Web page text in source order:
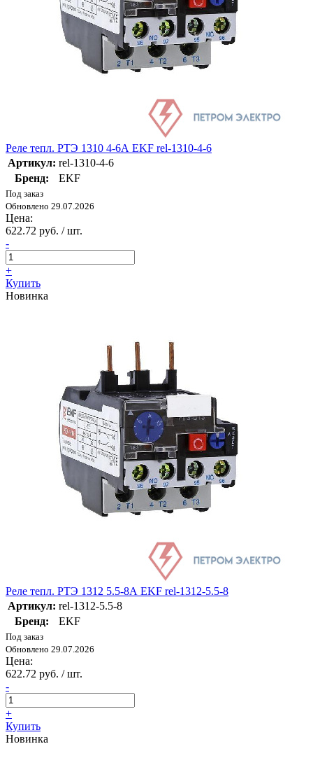
Реле тепл. РТЭ 1310 4-6А EKF rel-1310-4-6
Артикул: rel-1310-4-6
Бренд:
EKF
Под заказ
Обновлено 29.07.2026
Цена:
622.72 руб. / шт.
-
+
Купить
Новинка
Реле тепл. РТЭ 1312 5.5-8А EKF rel-1312-5.5-8
Артикул: rel-1312-5.5-8
Бренд:
EKF
Под заказ
Обновлено 29.07.2026
Цена:
622.72 руб. / шт.
-
+
Купить
Новинка